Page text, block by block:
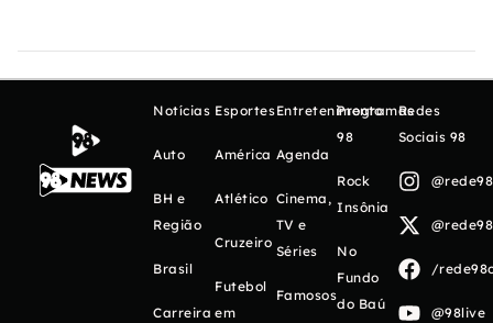
Notícias
Auto
BH e
Região
Brasil
Carreira
Esportes
América
Atlético
Cruzeiro
Futebol
em
Entretenimento
Agenda
Cinema,
TV e
Séries
Famosos
Programas
98
Rock
Insônia
No
Fundo
do Baú
Redes
Sociais 98
/
@98live